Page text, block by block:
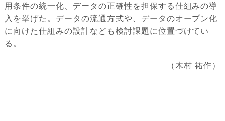
用条件の統一化、データの正確性を担保する仕組みの導
入を挙げた。データの流通方式や、データのオープン化
に向けた仕組みの設計なども検討課題に位置づけてい
る。
（木村 祐作）